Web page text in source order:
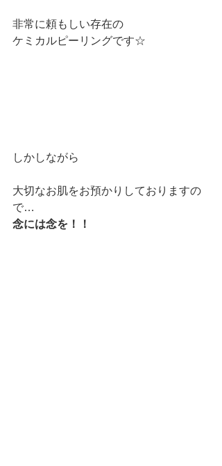
非常に頼もしい存在の
ケミカルピーリングです☆
しかしながら
大切なお肌をお預かりしておりますの
で…
念には念を！！